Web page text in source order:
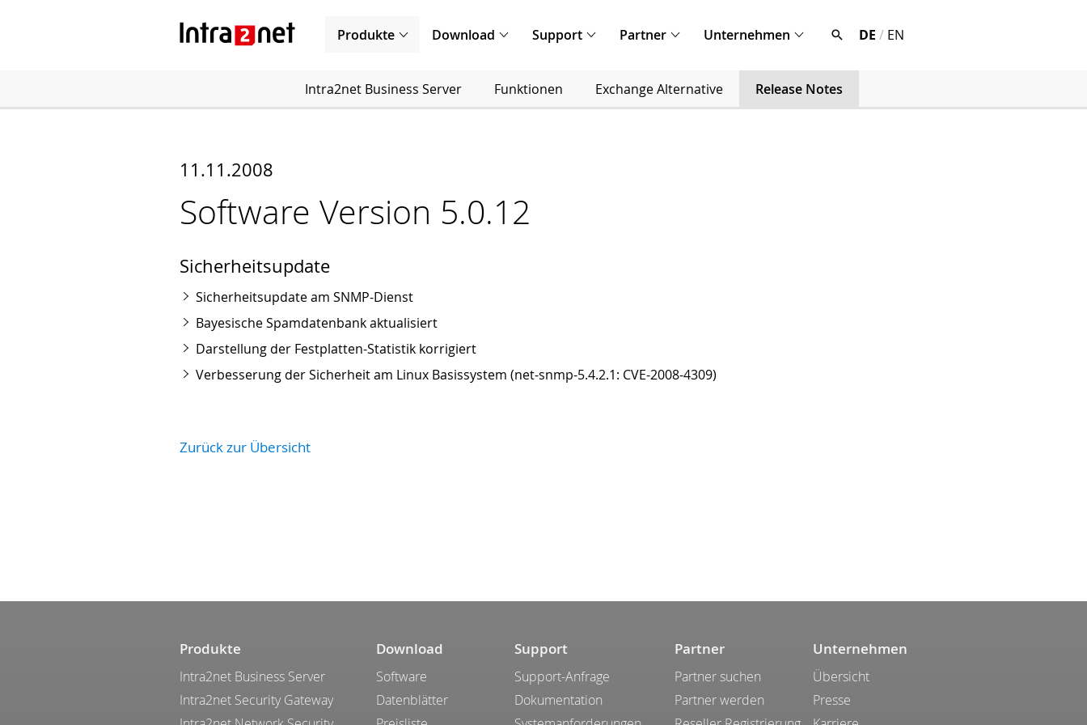
Produkte Download Support Partner Unternehmen DE / EN
Intra2net Business Server Funktionen Exchange Alternative Release Notes
11.11.2008
Software Version 5.0.12
Sicherheitsupdate
Sicherheitsupdate am SNMP-Dienst
Bayesische Spamdatenbank aktualisiert
Darstellung der Festplatten-Statistik korrigiert
Verbesserung der Sicherheit am Linux Basissystem (net-snmp-5.4.2.1: CVE-2008-4309)
Zurück zur Übersicht
Produkte
Intra2net Business Server
Intra2net Security Gateway
Download
Software
Datenblätter
Support
Support-Anfrage
Dokumentation
Partner
Partner suchen
Partner werden
Unternehmen
Übersicht
Presse